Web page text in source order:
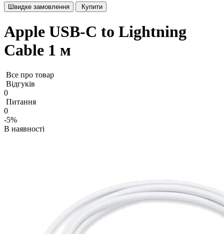
Швидке замовлення Купити
Apple USB-C to Lightning
Cable 1 м
Все про товар
Відгуків
0
Питання
0
-5%
В наявності